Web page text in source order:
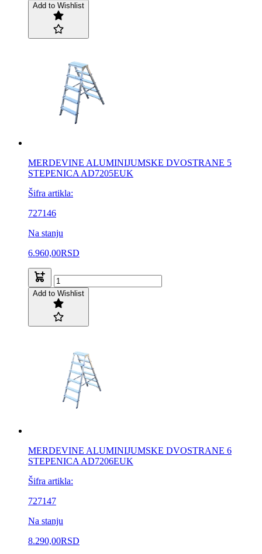
Add to Wishlist
MERDEVINE ALUMINIJUMSKE DVOSTRANE 5
STEPENICA AD7205EUK
Šifra artikla:
727146
Na stanju
6.960,00RSD
Add to Wishlist
MERDEVINE ALUMINIJUMSKE DVOSTRANE 6
STEPENICA AD7206EUK
Šifra artikla:
727147
Na stanju
8.290,00RSD